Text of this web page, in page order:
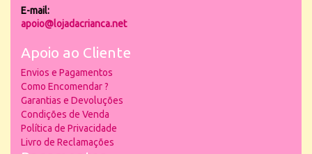
E-mail:
apoio@lojadacrianca.net
Apoio ao Cliente
Envios e Pagamentos
Como Encomendar ?
Garantias e Devoluções
Condições de Venda
Política de Privacidade
Livro de Reclamações